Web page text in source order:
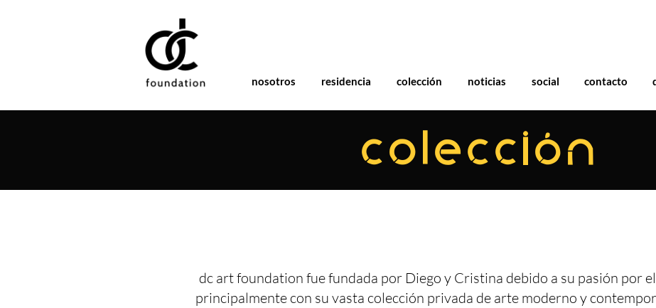
nosotros residencia colección noticias social contacto
COLECCIÓN
dc art foundation fue fundada por Diego y Cristina debido a su pasión por
principalmente con su vasta colección privada de arte moderno y